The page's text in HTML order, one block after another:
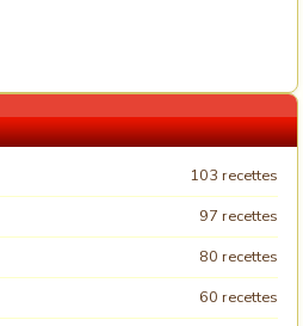
103 recettes
97 recettes
80 recettes
60 recettes